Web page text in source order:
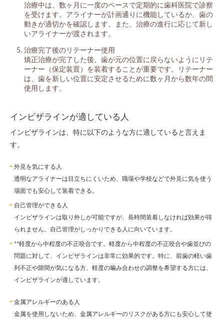
治療中は、数ヶ月に一度のペースで定期的に歯科医院で診察
を受けます。アライナーが計画通りに機能しているか、歯の
動きが適切かを確認します。また、治療の進行に応じて新し
いアライナーが渡されます。
治療完了後のリテーナー使用
矯正治療が完了した後、歯が元の位置に戻らないようにリテ
ーナー（保定装置）を装着することが重要です。リテーナー
は、歯を新しい位置に安定させるために数ヶ月から数年の間
使用します。
インビザラインが適している人
インビザラインは、特に以下のような方に適していると言えま
す。
外見を気にする人
透明なアライナーは目立ちにくいため、職場や学校などで外見に気を使う
場面でも安心して装着できる。
自己管理ができる人
インビザラインは取り外しが可能ですが、長時間装着しなければ効果が得
られません。自己管理がしっかりできる人に向いています。
**軽度から中程度の不正咬合です。軽度から中程度の不正咬合や歯並びの
問題に対して、インビザラインは非常に効果的です。特に、前歯の軽い歯
列不正や隙間が気になる方、軽度の噛み合わせの調整を希望する方には、
インビザラインが適しています。
金属アレルギーのある人
金属を使用しないため、金属アレルギーのリスクがある方にも安心して使